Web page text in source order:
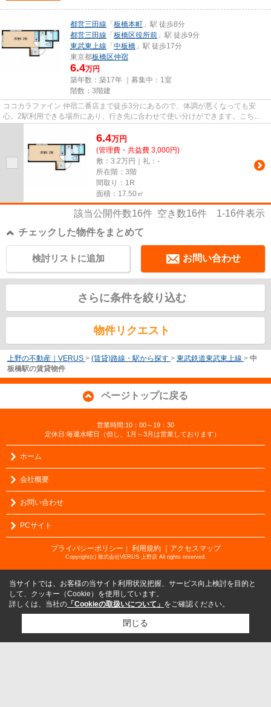
都営三田線 「 板橋本町 」駅 徒歩8分
都営三田線 「 板橋区役所前 」駅 徒歩9分
東武東上線 「 中板橋 」駅 徒歩17分
東京都板橋区仲宿
6.4万円
築年数：築17年 ｜募集中： 1室
階数：3階建
ココカラファイン 仲宿二番店まで徒歩3分にあるので、体調が悪くなっても安
心。2駅利用できる場所にあり、行き先に合わせて使い分けができます。こちら
6.4万円
(管理費・共益費 3,000円)
敷：3.2万円｜礼：-
所在階：3階
間取り：1R
面積：17.50㎡
該当公開件数16件 空き数16件 1-16件表示
チェックした物件をまとめて
お問い合わせ
検討リストに追加
さらに条件を絞り込む
物件リクエスト
上野の不動産｜VERUS > (賃貸)路線・駅から探す > 東武鉄道東武東上線 > 中
板橋駅の賃貸物件
ページトップに戻る
営業時間:10：00～19：30
定休日:毎週水曜日（但し、1月～3月は営業しております）
ホーム
会社概要
お問い合わせ
PCサイト
プライバシーポリシー ｜ 利用規約 ｜アクセスマップ
Copyright(c) 株式会社VERUS 上野店 All rights reserved.
当サイトでは、お客様の当サイト利用状況把握、サービス向上検討を目的と
して、クッキー（Cookie）を使用しています。
詳しくは、当社の 「Cookieの取扱いについて」 をご確認ください。
閉じる